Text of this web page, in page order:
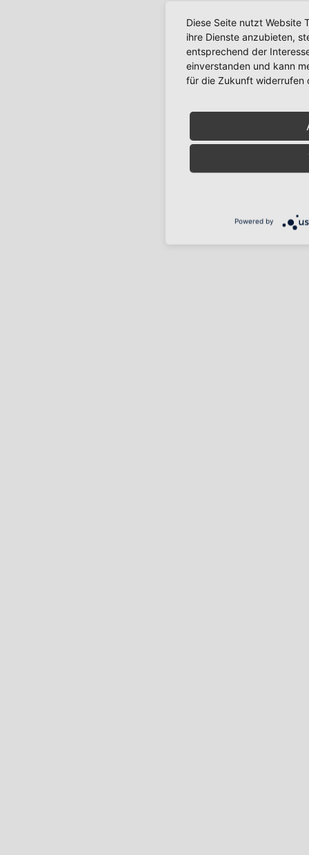
Diese Seite nutzt Website
ihre Dienste anzubieten,
entsprechend der
einverstanden und kann
für die Zukunft widerrufen
Powered by